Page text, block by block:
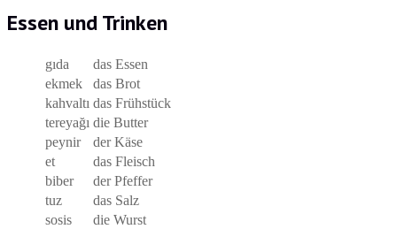
Essen und Trinken
gıda
das Essen
ekmek
das Brot
kahvaltı das Frühstück
tereyağı die Butter
peynir
der Käse
et
das Fleisch
biber
der Pfeffer
tuz
das Salz
sosis
die Wurst